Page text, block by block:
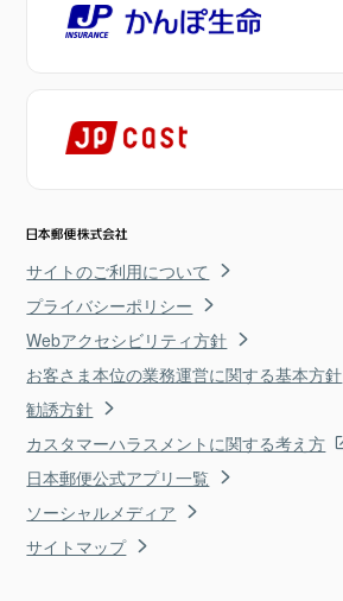
サイトのご利用について
プライバシーポリシー
Webアクセシビリティ方針
お客さま本位の業務運営に関する基本方針
勧誘方針
カスタマーハラスメントに関する考え方
日本郵便公式アプリ一覧
ソーシャルメディア
サイトマップ